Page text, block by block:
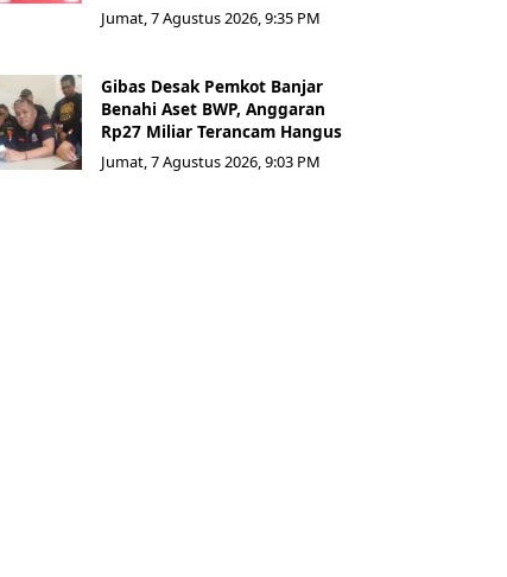
Jumat, 7 Agustus 2026, 9:35 PM
Gibas Desak Pemkot Banjar
Benahi Aset BWP, Anggaran
Rp27 Miliar Terancam Hangus
Jumat, 7 Agustus 2026, 9:03 PM